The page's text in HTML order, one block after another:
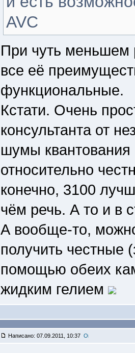
AVC
При чуть меньшем
все её
функциональные.
Кстати. Очень
консультанта от
шумы
относительно
конечно, 3100
чём речь. А то и в
А вообще-то,
получить честные
помощью обеих
жидким гелием
Написано: 07.09.2011, 10:37